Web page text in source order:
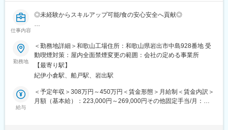
https://www.fujimotofoods.co.jp/products/index.html
■主要取引先：
日本製鉄、日鉄エンジニアリング等の日鉄グループ会社、防衛
★200社を超えるメーカーとの取引があり、顧客の要望に合わせ
て多種多様な製品提案ができるため、選ばれ続けています★
■働き方：
・所定労働７ｈで、17時定時！（一般的な所定労働８ｈ制で計算
すると、残業15ｈとなります）
仕事内容
◎未経験からスキルアップ可能/食の安心安全へ貢献◎
製造部門の管理職候補として、製造工程の管理業務(生産計画の立
案・実行)、工場インフラの保守管理、従業員の労務管理、予実管
理、生産性向上活動、品質改善、メンバーマネジメント等、お任
せします。
■詳細
入社直後は製造現場に入っていただきますが、入社2～3カ月後に
勤務地
＜勤務地詳細＞和歌山工場住所：和歌山県岩出市中島928番地 受
動喫煙対策：屋内全面禁煙変更の範囲：会社の定める事業所
【最寄り駅】
紀伊小倉駅、船戸駅、岩出駅
給与
＜予定年収＞308万円～450万円＜賃金形態＞月給制＜賃金内訳＞
月額（基本給）：223,000円～269,000円その他固定手当/月：